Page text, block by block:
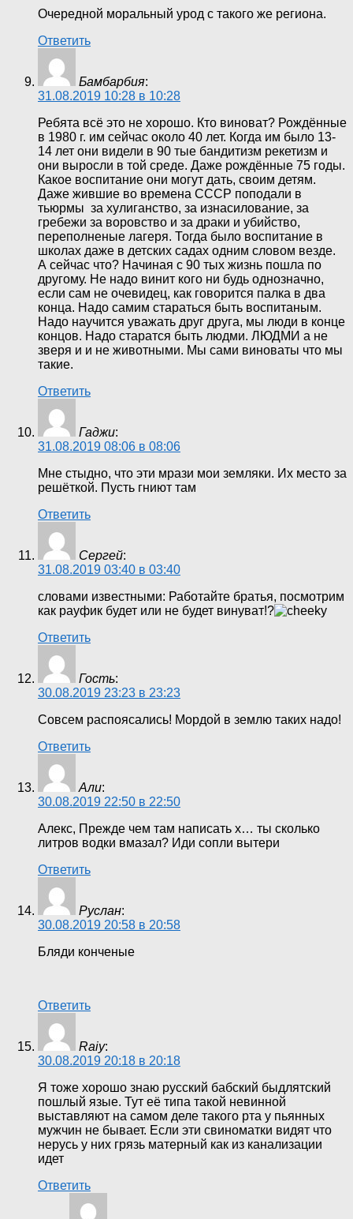
Очередной моральный урод с такого же региона.
Ответить
Бамбарбия:
31.08.2019 10:28 в 10:28
Ребята всё это не хорошо. Кто виноват? Рождённые
в 1980 г. им сейчас около 40 лет. Когда им было 13-
14 лет они видели в 90 тые бандитизм рекетизм и
они выросли в той среде. Даже рождённые 75 годы.
Какое воспитание они могут дать, своим детям.
Даже жившие во времена СССР поподали в
тьюрмы за хулиганство, за изнасилование, за
гребежи за воровство и за драки и убийство,
переполненые лагеря. Тогда было воспитание в
школах даже в детских садах одним словом везде.
А сейчас что? Начиная с 90 тых жизнь пошла по
другому. Не надо винит кого ни будь однозначно,
если сам не очевидец, как говорится палка в два
конца. Надо самим стараться быть воспитаным.
Надо научится уважать друг друга, мы люди в конце
концов. Надо старатся быть людми. ЛЮДМИ а не
зверя и и не животными. Мы сами виноваты что мы
такие.
Ответить
Гаджи:
31.08.2019 08:06 в 08:06
Мне стыдно, что эти мрази мои земляки. Их место за
решёткой. Пусть гниют там
Ответить
Сергей:
31.08.2019 03:40 в 03:40
словами известными: Работайте братья, посмотрим
как рауфик будет или не будет винуват!?
Ответить
Гость:
30.08.2019 23:23 в 23:23
Совсем распоясались! Мордой в землю таких надо!
Ответить
Али:
30.08.2019 22:50 в 22:50
Алекс, Прежде чем там написать х… ты сколько
литров водки вмазал? Иди сопли вытери
Ответить
Руслан:
30.08.2019 20:58 в 20:58
Бляди конченые
Ответить
Raiy:
30.08.2019 20:18 в 20:18
Я тоже хорошо знаю русский бабский быдлятский
пошлый язые. Тут её типа такой невинной
выставляют на самом деле такого рта у пьянных
мужчин не бывает. Если эти свиноматки видят что
нерусь у них грязь матерный как из канализации
идет
Ответить